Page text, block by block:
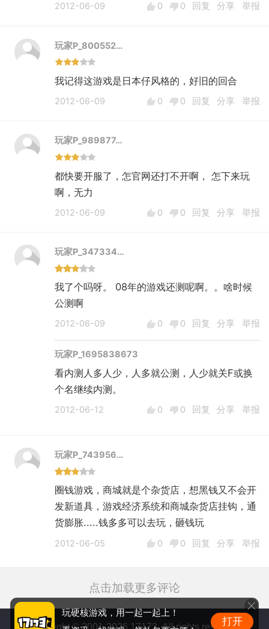
2012-06-09 0 0 回复 分享 举报
玩家P_800552…
我记得这游戏是日本仔风格的，好旧的回合
2012-06-09 0 0 回复 分享 举报
玩家P_989877…
都快要开服了，怎官网还打不开啊， 怎下来玩
啊，无力
2012-06-09 0 0 回复 分享 举报
玩家P_347334…
我了个吗呀。 08年的游戏还测呢啊。。啥时候
公测啊
2012-06-09 0 0 回复 分享 举报
玩家P_1695838673
看内测人多人少，人多就公测，人少就关F或换
个名继续内测。
2012-06-12 0 0 回复 分享 举报
玩家P_743956…
圈钱游戏，商城就是个杂货店，想黑钱又不会开
发新道具，游戏经济系统和商城杂货店挂钩，通
货膨胀.....钱多多可以去玩，砸钱玩
2012-06-05 0 0 回复 分享 举报
点击加载更多评论
Copyright © 2001-2026 17173. All rights reserved.
玩硬核游戏，用一起一起上！
打开